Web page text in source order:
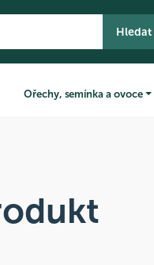
Hledat
Ořechy, semínka a ovoce